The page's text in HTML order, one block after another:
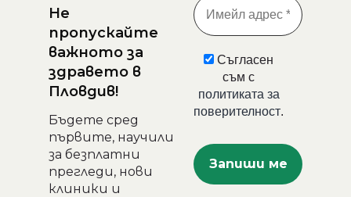
Не
пропускайте
важното за
здравето в
Пловдив!
Бъдете сред
първите, научили
за безплатни
прегледи, нови
клиники и
Съгласен
съм с
политиката за
поверителност.